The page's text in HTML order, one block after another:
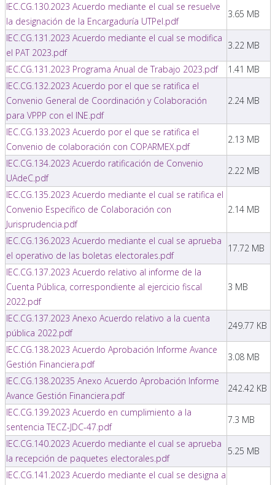
IEC.CG.130.2023 Acuerdo mediante el cual se resuelve
la designación de la Encargaduría UTPeI.pdf
3.65 MB
IEC.CG.131.2023 Acuerdo mediante el cual se modifica
el PAT 2023.pdf
3.22 MB
IEC.CG.131.2023 Programa Anual de Trabajo 2023.pdf
1.41 MB
IEC.CG.132.2023 Acuerdo por el que se ratifica el
Convenio General de Coordinación y Colaboración
para VPPP con el INE.pdf
2.24 MB
IEC.CG.133.2023 Acuerdo por el que se ratifica el
Convenio de colaboración con COPARMEX.pdf
2.13 MB
IEC.CG.134.2023 Acuerdo ratificación de Convenio
UAdeC.pdf
2.22 MB
IEC.CG.135.2023 Acuerdo mediante el cual se ratifica el
Convenio Específico de Colaboración con
Jurisprudencia.pdf
2.14 MB
IEC.CG.136.2023 Acuerdo mediante el cual se aprueba
el operativo de las boletas electorales.pdf
17.72 MB
IEC.CG.137.2023 Acuerdo relativo al informe de la
Cuenta Pública, correspondiente al ejercicio fiscal
2022.pdf
3 MB
IEC.CG.137.2023 Anexo Acuerdo relativo a la cuenta
pública 2022.pdf
249.77 KB
IEC.CG.138.2023 Acuerdo Aprobación Informe Avance
Gestión Financiera.pdf
3.08 MB
IEC.CG.138.20235 Anexo Acuerdo Aprobación Informe
Avance Gestión Financiera.pdf
242.42 KB
IEC.CG.139.2023 Acuerdo en cumplimiento a la
sentencia TECZ-JDC-47.pdf
7.3 MB
IEC.CG.140.2023 Acuerdo mediante el cual se aprueba
la recepción de paquetes electorales.pdf
5.25 MB
IEC.CG.141.2023 Acuerdo mediante el cual se designa a